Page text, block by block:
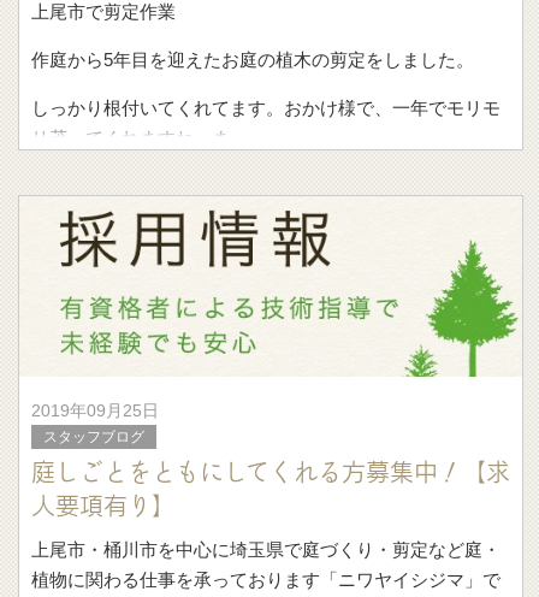
上尾市で剪定作業
作庭から5年目を迎えたお庭の植木の剪定をしました。
しっかり根付いてくれてます。おかけ様で、一年でモリモ
リ茂ってくれますね。ま
2019年09月25日
スタッフブログ
庭しごとをともにしてくれる方募集中！【求
人要項有り】
上尾市・桶川市を中心に埼玉県で庭づくり・剪定など庭・
植物に関わる仕事を承っております「ニワヤイシジマ」で